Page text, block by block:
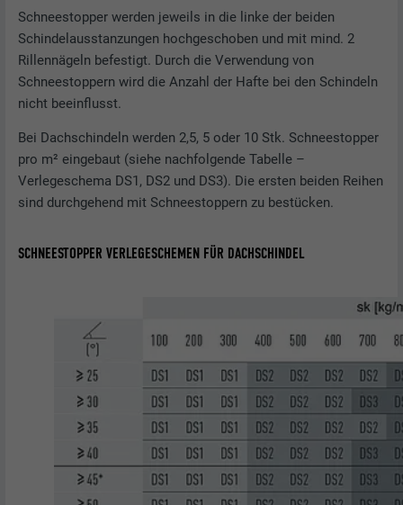
Schneestopper werden jeweils in die linke der beiden
Schindelausstanzungen hochgeschoben und mit mind. 2
Rillennägeln befestigt. Durch die Verwendung von
Schneestoppern wird die Anzahl der Hafte bei den Schindeln
nicht beeinflusst.
Bei Dachschindeln werden 2,5, 5 oder 10 Stk. Schneestopper
pro m² eingebaut (siehe nachfolgende Tabelle –
Verlegeschema DS1, DS2 und DS3). Die ersten beiden Reihen
sind durchgehend mit Schneestoppern zu bestücken.
SCHNEESTOPPER VERLEGESCHEMEN FÜR DACHSCHINDEL